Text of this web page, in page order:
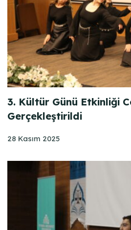
3. Kültür Günü Etkinliği
Gerçekleştirildi
28 Kasım 2025